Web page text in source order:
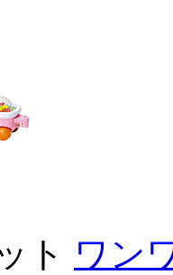
ト ワン